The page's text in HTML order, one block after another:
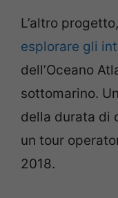
L’altro
esplorare gli
dell’Oceano
sottomarino.
della durata di
un tour
2018.